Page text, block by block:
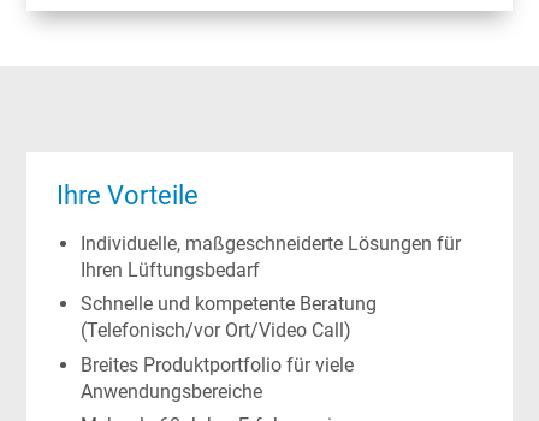
Ihre Vorteile
Individuelle, maßgeschneiderte Lösungen für
Ihren Lüftungsbedarf
Schnelle und kompetente Beratung
(Telefonisch/vor Ort/Video Call)
Breites Produktportfolio für viele
Anwendungsbereiche